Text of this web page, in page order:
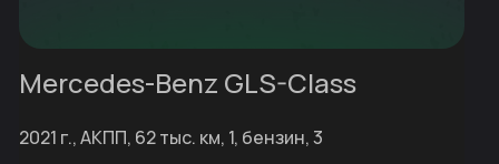
Mercedes-Benz GLS-Class
2021 г., АКПП, 62 тыс. км, 1, бензин, 3